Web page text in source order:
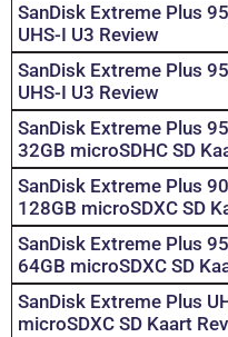
SanDisk Extreme Plus
UHS-I U3 Review
SanDisk Extreme Plus
UHS-I U3 Review
SanDisk Extreme Plus
32GB microSDHC SD
SanDisk Extreme Plus
128GB microSDXC SD
SanDisk Extreme Plus
64GB microSDXC SD
SanDisk Extreme Plus
microSDXC SD Kaart